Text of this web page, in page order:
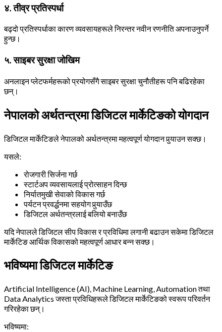
४. तीव्र प्रतिस्पर्धा
बढ्दो प्रतिस्पर्धाका कारण व्यवसायहरूले निरन्तर नवीन रणनीति अपनाउनुपर्ने
हुन्छ।
५. साइबर सुरक्षा जोखिम
अनलाइन प्लेटफर्महरूको प्रयोगसँगै साइबर सुरक्षा चुनौतीहरू पनि बढिरहेका
छन्।
नेपालको अर्थतन्त्रमा डिजिटल मार्केटिङको योगदान
डिजिटल मार्केटिङले नेपालको अर्थतन्त्रमा महत्वपूर्ण योगदान पुर्‍याउन सक्छ।
यसले:
रोजगारी सिर्जना गर्छ
स्टार्टअप व्यवसायलाई प्रोत्साहन दिन्छ
निर्यातमुखी सेवाको विकास गर्छ
पर्यटन प्रवर्द्धनमा सहयोग पुर्‍याउँछ
डिजिटल अर्थतन्त्रलाई बलियो बनाउँछ
यदि नेपालले डिजिटल सीप विकास र प्रविधिमा लगानी बढाउन सकेमा डिजिटल
मार्केटिङ आर्थिक विकासको महत्वपूर्ण आधार बन्न सक्छ।
भविष्यमा डिजिटल मार्केटिङ
Artificial Intelligence (AI), Machine Learning, Automation तथा
Data Analytics जस्ता प्रविधिहरूले डिजिटल मार्केटिङको स्वरूप परिवर्तन
गरिरहेका छन्।
भविष्यमा: